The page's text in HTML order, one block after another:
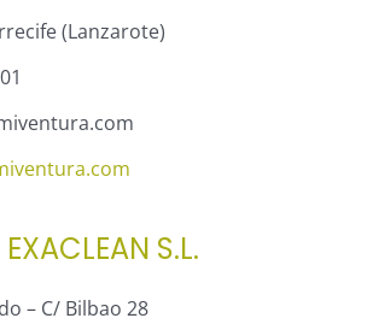
(Lanzarote)
EXACLEAN S.L.
– C/ Bilbao 28